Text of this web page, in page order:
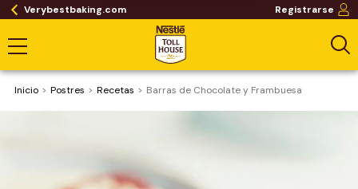
Verybestbaking.com Registrarse
Inicio Postres Recetas Barras de Chocolate y Frambuesa